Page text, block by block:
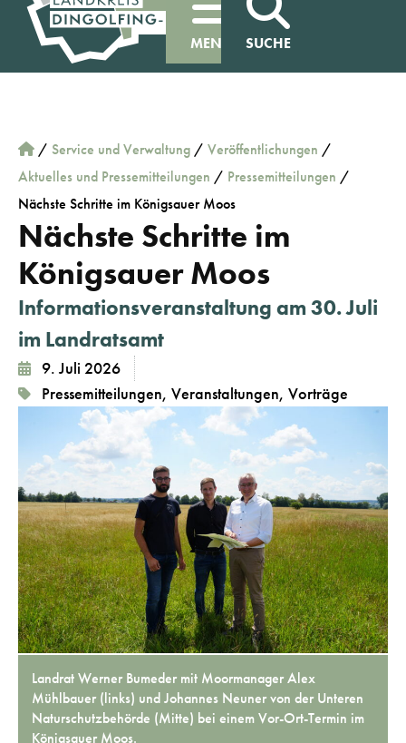
MENÜ SUCHE
/ Service und Verwaltung / Veröffentlichungen /
Aktuelles und Pressemitteilungen / Pressemitteilungen /
Nächste Schritte im Königsauer Moos
Nächste Schritte im
Königsauer Moos
Informationsveranstaltung am 30. Juli
im Landratsamt
9. Juli 2026
Pressemitteilungen, Veranstaltungen, Vorträge
Landrat Werner Bumeder mit Moormanager Alex
Mühlbauer (links) und Johannes Neuner von der Unteren
Naturschutzbehörde (Mitte) bei einem Vor-Ort-Termin im
Königsauer Moos.